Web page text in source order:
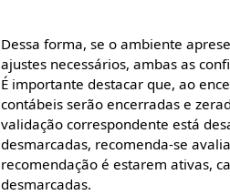
Dessa forma, se o ambiente
ajustes necessários, ambas as
É importante destacar que, ao
contábeis serão encerradas e
validação correspondente está
desmarcadas, recomenda-se
recomendação é estarem ativas,
desmarcadas.